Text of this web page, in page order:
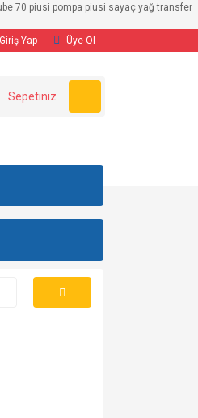
70 piusi pompa piusi sayaç yağ transfer
Giriş Yap Üye Ol
Sepetiniz